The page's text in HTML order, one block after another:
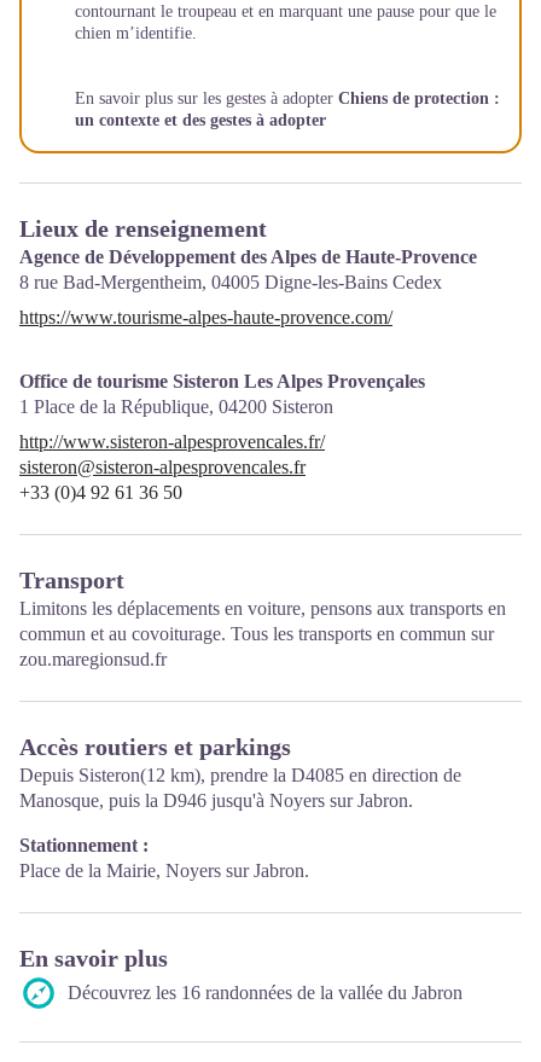
contournant le troupeau et en marquant une pause pour que le
chien m’identifie.
En savoir plus sur les gestes à adopter Chiens de protection :
un contexte et des gestes à adopter
Lieux de renseignement
Agence de Développement des Alpes de Haute-Provence
8 rue Bad-Mergentheim, 04005 Digne-les-Bains Cedex
https://www.tourisme-alpes-haute-provence.com/
Office de tourisme Sisteron Les Alpes Provençales
1 Place de la République, 04200 Sisteron
http://www.sisteron-alpesprovencales.fr/
sisteron@sisteron-alpesprovencales.fr
+33 (0)4 92 61 36 50
Transport
Limitons les déplacements en voiture, pensons aux transports en
commun et au covoiturage. Tous les transports en commun sur
zou.maregionsud.fr
Accès routiers et parkings
Depuis Sisteron(12 km), prendre la D4085 en direction de
Manosque, puis la D946 jusqu'à Noyers sur Jabron.
Stationnement :
Place de la Mairie, Noyers sur Jabron.
En savoir plus
Découvrez les 16 randonnées de la vallée du Jabron